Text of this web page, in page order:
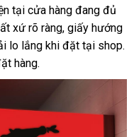
tại cửa hàng đang đủ
xứ rõ ràngnhập
khẩu
, giấy hướng
lo lắng khi đặt tại shop.
hàng.